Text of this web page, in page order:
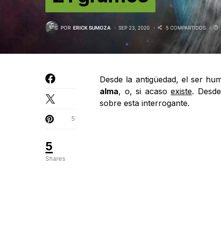
POR ERICK SUMOZA SEP 23, 2020 5 COMPARTIDOS
5
Shares
5
Desde la antigüedad, el ser
alma, o, si acaso existe.
sobre esta interrogante.